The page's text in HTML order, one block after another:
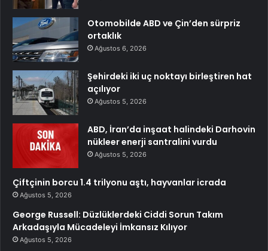
Otomobilde ABD ve Çin’den sürpriz
ortaklık
Ağustos 6, 2026
Şehirdeki iki uç noktayı birleştiren hat
açılıyor
Ağustos 5, 2026
ABD, İran’da inşaat halindeki Darhovin
nükleer enerji santralini vurdu
Ağustos 5, 2026
Çiftçinin borcu 1.4 trilyonu aştı, hayvanlar icrada
Ağustos 5, 2026
George Russell: Düzlüklerdeki Ciddi Sorun Takım
Arkadaşıyla Mücadeleyi İmkansız Kılıyor
Ağustos 5, 2026